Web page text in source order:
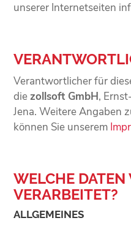
unserer Internetseiten
Verantwortlicher für
diezollsoft GmbH,
Jena. Weitere Angaben
können Sie unserem
WELCHE DATEN
VERARBEITET?
ALLGEMEINES